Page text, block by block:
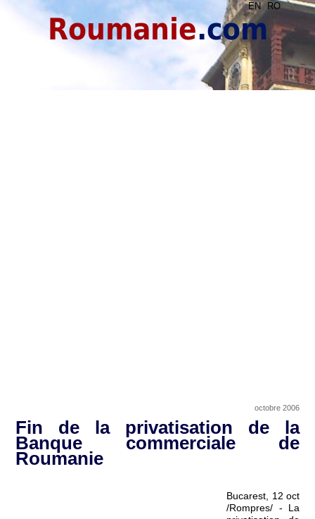
EN RO
Roumanie.com
octobre 2006
Fin de la privatisation de la
Banque commerciale de
Roumanie
Bucarest, 12 oct
/Rompres/ - La